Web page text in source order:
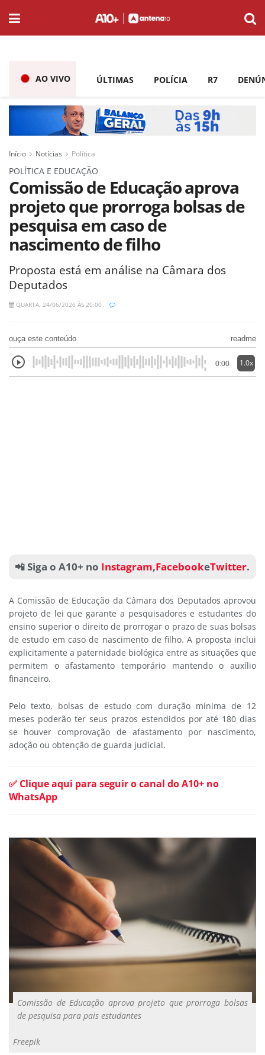
AO VIVO ÚLTIMAS POLÍCIA R7
Início Notícias Política
POLÍTICA E EDUCAÇÃO
Comissão de Educação aprova
projeto que prorroga bolsas de
pesquisa em caso de
nascimento de filho
Proposta está em análise na Câmara dos
Deputados
QUARTA, 24/06/2026 ÀS 20:00
ouça este conteúdo readme
0:00 1.0x
📲 Siga o A10+ no Instagram,FacebookeTwitter.
A Comissão de Educação da Câmara dos Deputados aprovou
projeto de lei que garante a pesquisadores e estudantes do
ensino superior o direito de prorrogar o prazo de suas bolsas
de estudo em caso de nascimento de filho. A proposta inclui
explicitamente a paternidade biológica entre as situações que
permitem o afastamento temporário mantendo o auxílio
financeiro.
Pelo texto, bolsas de estudo com duração mínima de 12
meses poderão ter seus prazos estendidos por até 180 dias
se houver comprovação de afastamento por nascimento,
adoção ou obtenção de guarda judicial.
✅ Clique aqui para seguir o canal do A10+ no
WhatsApp
Comissão de Educação aprova projeto que prorroga bolsas
de pesquisa para pais estudantes
Freepik